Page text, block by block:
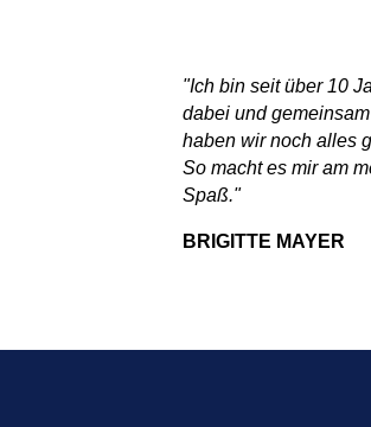
"Ich bin seit über 10
dabei und gemeinsam
haben wir noch alles
So macht es mir am
Spaß."
BRIGITTE MAYER